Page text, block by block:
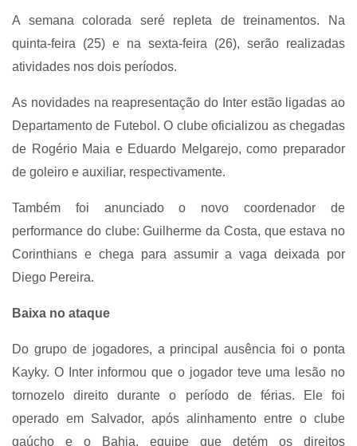
A semana colorada seré repleta de treinamentos. Na
quinta-feira (25) e na sexta-feira (26), serão realizadas
atividades nos dois períodos.
As novidades na reapresentação do Inter estão ligadas ao
Departamento de Futebol. O clube oficializou as chegadas
de Rogério Maia e Eduardo Melgarejo, como preparador
de goleiro e auxiliar, respectivamente.
Também foi anunciado o novo coordenador de
performance do clube: Guilherme da Costa, que estava no
Corinthians e chega para assumir a vaga deixada por
Diego Pereira.
Baixa no ataque
Do grupo de jogadores, a principal ausência foi o ponta
Kayky. O Inter informou que o jogador teve uma lesão no
tornozelo direito durante o período de férias. Ele foi
operado em Salvador, após alinhamento entre o clube
gaúcho e o Bahia, equipe que detém os direitos